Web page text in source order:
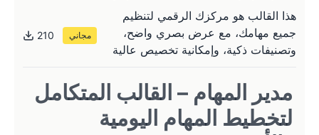
هذا القالب هو مركزك الرقمي لتنظيم
جميع مهامك، مع عرض بصري واضح،
وتصنيفات ذكية، وإمكانية تخصيص عالية
مجاني 210
مدير المهام – القالب المتكامل
لتخطيط المهام اليومية